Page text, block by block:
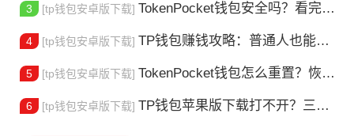
3 [tp钱包安卓版下载] TokenPocket钱包安全吗？看完这篇你就懂了
4 [tp钱包安卓版下载] TP钱包赚钱攻略：普通人也能做的几种方式
5 [tp钱包安卓版下载] TokenPocket钱包怎么重置？恢复出厂设置方法详解
6 [tp钱包安卓版下载] TP钱包苹果版下载打不开？三步解决下载问题